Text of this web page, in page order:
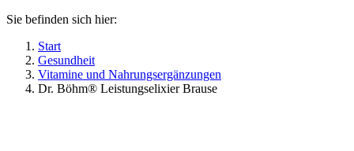
Sie befinden sich hier:
Start
Gesundheit
Vitamine und Nahrungsergänzungen
Dr. Böhm® Leistungselixier Brause